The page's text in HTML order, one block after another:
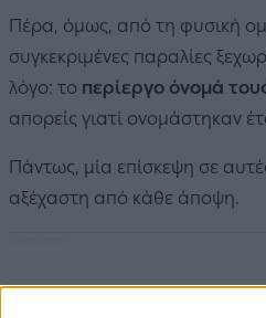
Πέρα, όμως, από τη φυσική
συγκεκριμένες παραλίες
λόγο: το περίεργο όνομά
απορείς γιατί ονομάστηκαν
Πάντως, μία επίσκεψη σε
αξέχαστη από κάθε άποψη.